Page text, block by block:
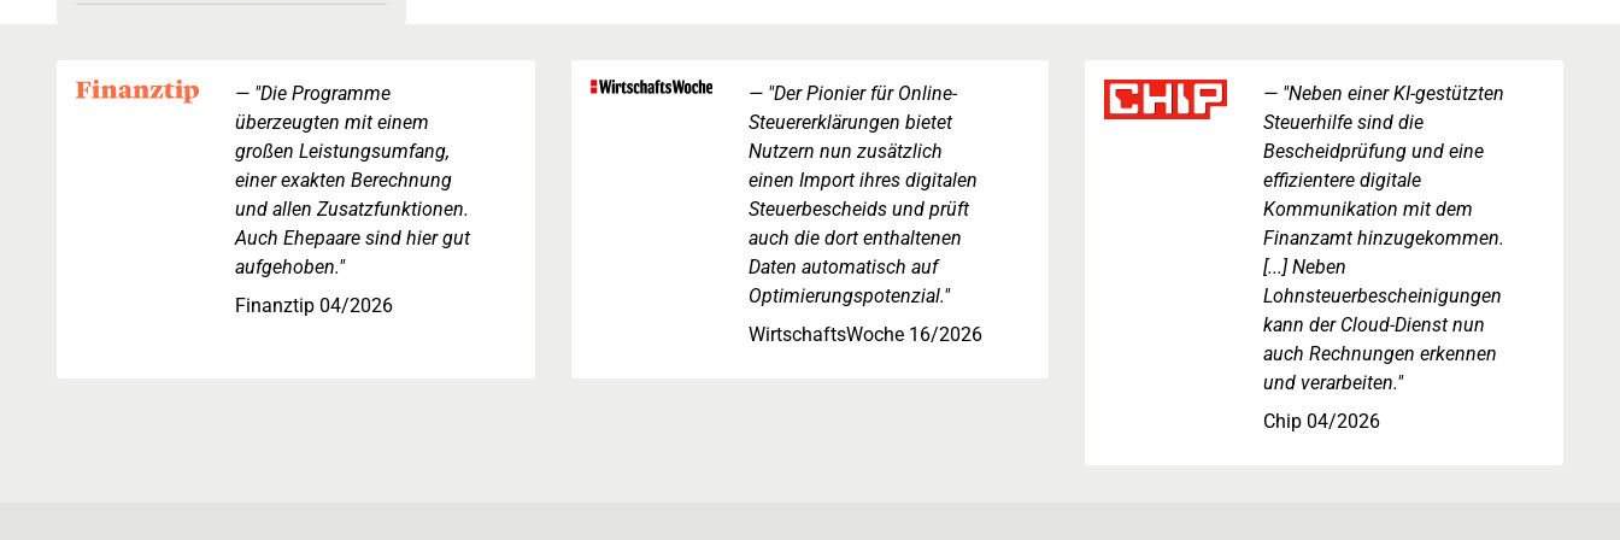
"Die Programme
überzeugten mit einem
großen Leistungsumfang,
einer exakten Berechnung
und allen Zusatzfunktionen.
Auch Ehepaare sind hier gut
aufgehoben."
Finanztip 04/2026
"Der Pionier für Online-
Steuererklärungen bietet
Nutzern nun zusätzlich
einen Import ihres digitalen
Steuerbescheids und prüft
auch die dort enthaltenen
Daten automatisch auf
Optimierungspotenzial."
WirtschaftsWoche 16/2026
"Neben einer KI-gestützten
Steuerhilfe sind die
Bescheidprüfung und eine
effizientere digitale
Kommunikation mit dem
Finanzamt hinzugekommen.
[...] Neben
Lohnsteuerbescheinigungen
kann der Cloud-Dienst nun
auch Rechnungen erkennen
und verarbeiten."
Chip 04/2026